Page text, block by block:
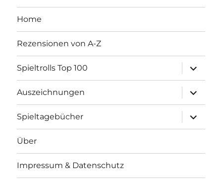
Home
Rezensionen von A-Z
Spieltrolls Top 100
öffnen
Auszeichnungen
öffnen
Spieltagebücher
öffnen
Über
Impressum & Datenschutz